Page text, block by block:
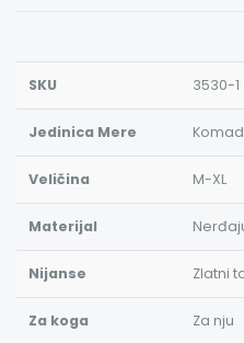
SKU 3530-1
Jedinica Mere Komad
Veličina M-XL
Materijal
Nijanse Zlatni
Za koga Za nju